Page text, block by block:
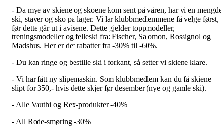
- Da mye av skiene og skoene kom sent på våren, har vi en
ski, staver og sko på lager. Vi lar klubbmedlemmene få velge først,
før dette går ut i avisene. Dette gjelder toppmodeller,
treningsmodeller og felleski fra: Fischer, Salomon, Rossignol og
Madshus. Her er det rabatter fra -30% til -60%.
- Du kan ringe og bestille ski i forkant, så setter vi skiene klare.
- Vi har fått ny slipemaskin. Som klubbmedlem kan du få skiene
slipt for 350,- hvis dette skjer før desember (nye og gamle ski).
- Alle Vauthi og Rex-produkter -40%
- All Rode-smøring -30%